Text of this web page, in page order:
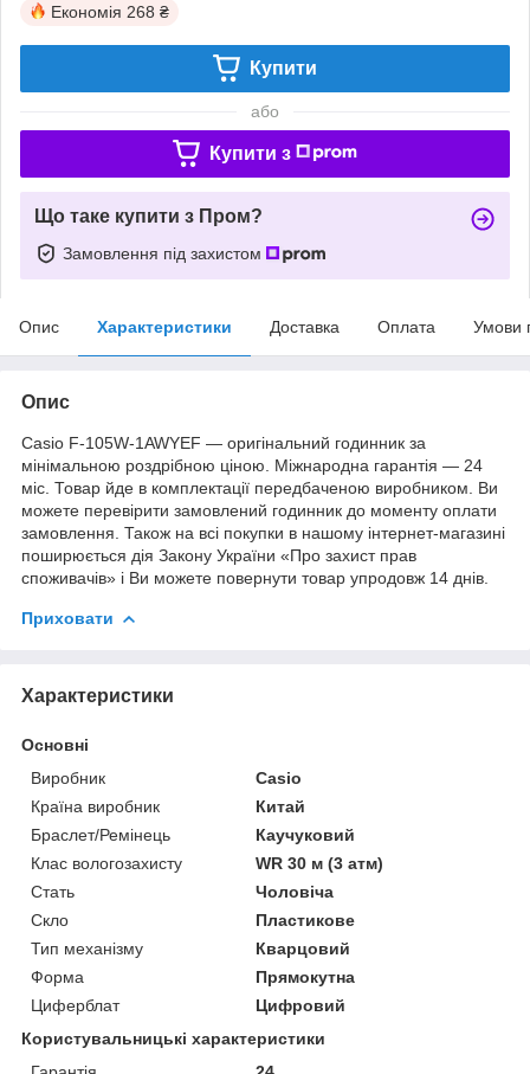
Економія 268 ₴
Купити
або
Купити з
Що таке купити з Пром?
Замовлення під захистом
Опис Характеристики Доставка Оплата Умови
Опис
Casio F-105W-1AWYEF — оригінальний годинник за
мінімальною роздрібною ціною. Міжнародна гарантія — 24
міс. Товар йде в комплектації передбаченою виробником. Ви
можете перевірити замовлений годинник до моменту оплати
замовлення. Також на всі покупки в нашому інтернет-магазині
поширюється дія Закону України «Про захист прав
споживачів» і Ви можете повернути товар упродовж 14 днів.
Приховати
Характеристики
Основні
Виробник
Casio
Країна виробник
Китай
Браслет/Ремінець
Каучуковий
Клас вологозахисту
WR 30 м (3 атм)
Стать
Чоловіча
Скло
Пластикове
Тип механізму
Кварцовий
Форма
Прямокутна
Циферблат
Цифровий
Користувальницькі характеристики